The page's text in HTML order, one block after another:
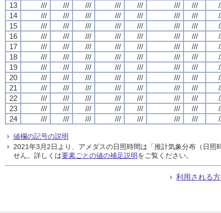
13
/// /// /// /// /// /// ///
14
/// /// /// /// /// /// ///
15
/// /// /// /// /// /// ///
16
/// /// /// /// /// /// ///
17
/// /// /// /// /// /// ///
18
/// /// /// /// /// /// ///
19
/// /// /// /// /// /// ///
20
/// /// /// /// /// /// ///
21
/// /// /// /// /// /// ///
22
/// /// /// /// /// /// ///
23
/// /// /// /// /// /// ///
24
/// /// /// /// /// /// ///
値欄の記号の説明
2021年3月2日より、アメダスの日照時間は「推計気象分布（日
せん。詳しくは要素ごとの値の補足説明をご覧ください。
利用される